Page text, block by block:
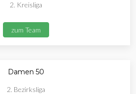
2. Kreisliga
zum Team
Damen 50
2. Bezirksliga